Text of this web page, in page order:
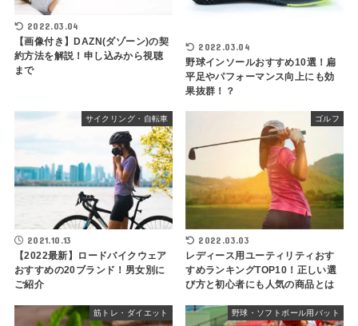
2022.03.04
【画像付き】DAZN(ダゾーン)の契
約方法を解説！申し込みから視聴
まで
2022.03.04
野球インソールおすすめ10選！扁
平足やパフォーマンス向上にも効
果抜群！？
サイクリング・自転車
2021.10.13
【2022最新】ロードバイクウェア
おすすめの20ブランド！男女別に
ご紹介
ゴルフ
2022.03.03
レディース用ユーティリティおす
すめランキングTOP10！正しい選
び方と初心者にも人気の商品とは
筋トレ・ダイエット 野球・ソフトボール用バット